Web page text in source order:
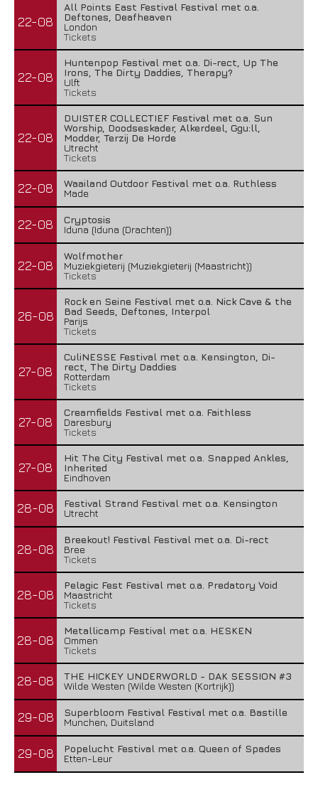
22-08
All Points East Festival Festival met o.a.
Deftones, Deafheaven
London
Tickets
22-08
Huntenpop Festival met o.a. Di-rect, Up The
Irons, The Dirty Daddies, Therapy?
Ulft
Tickets
22-08
DUISTER COLLECTIEF Festival met o.a. Sun
Worship, Doodseskader, Alkerdeel, Ggu:ll,
Modder, Terzij De Horde
Utrecht
Tickets
22-08
Waailand Outdoor Festival met o.a. Ruthless
Made
22-08
Cryptosis
Iduna (Iduna (Drachten))
22-08
Wolfmother
Muziekgieterij (Muziekgieterij (Maastricht))
Tickets
26-08
Rock en Seine Festival met o.a. Nick Cave & the
Bad Seeds, Deftones, Interpol
Parijs
Tickets
27-08
CuliNESSE Festival met o.a. Kensington, Di-
rect, The Dirty Daddies
Rotterdam
Tickets
27-08
Creamfields Festival met o.a. Faithless
Daresbury
Tickets
27-08
Hit The City Festival met o.a. Snapped Ankles,
Inherited
Eindhoven
28-08
Festival Strand Festival met o.a. Kensington
Utrecht
28-08
Breekout! Festival Festival met o.a. Di-rect
Bree
Tickets
28-08
Pelagic Fest Festival met o.a. Predatory Void
Maastricht
Tickets
28-08
Metallicamp Festival met o.a. HESKEN
Ommen
Tickets
28-08
THE HICKEY UNDERWORLD - DAK SESSION #3
Wilde Westen (Wilde Westen (Kortrijk))
29-08
Superbloom Festival Festival met o.a. Bastille
Munchen, Duitsland
29-08
Popelucht Festival met o.a. Queen of Spades
Etten-Leur